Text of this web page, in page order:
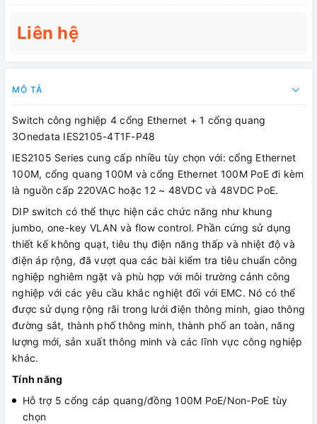
Liên hệ
MÔ TẢ
Switch công nghiệp 4 cổng Ethernet + 1 cổng quang
3Onedata IES2105-4T1F-P48
IES2105 Series cung cấp nhiều tùy chọn với: cổng Ethernet
100M, cổng quang 100M và cổng Ethernet 100M PoE đi kèm
là nguồn cấp 220VAC hoặc 12 ~ 48VDC và 48VDC PoE.
DIP switch có thể thực hiện các chức năng như khung
jumbo, one-key VLAN và flow control. Phần cứng sử dụng
thiết kế không quạt, tiêu thụ điện năng thấp và nhiệt độ và
điện áp rộng, đã vượt qua các bài kiểm tra tiêu chuẩn công
nghiệp nghiêm ngặt và phù hợp với môi trường cảnh công
nghiệp với các yêu cầu khắc nghiệt đối với EMC. Nó có thể
được sử dụng rộng rãi trong lưới điện thông minh, giao thông
đường sắt, thành phố thông minh, thành phố an toàn, năng
lượng mới, sản xuất thông minh và các lĩnh vực công nghiệp
khác.
Tính năng
Hỗ trợ 5 cổng cáp quang/đồng 100M PoE/Non-PoE tùy
chọn